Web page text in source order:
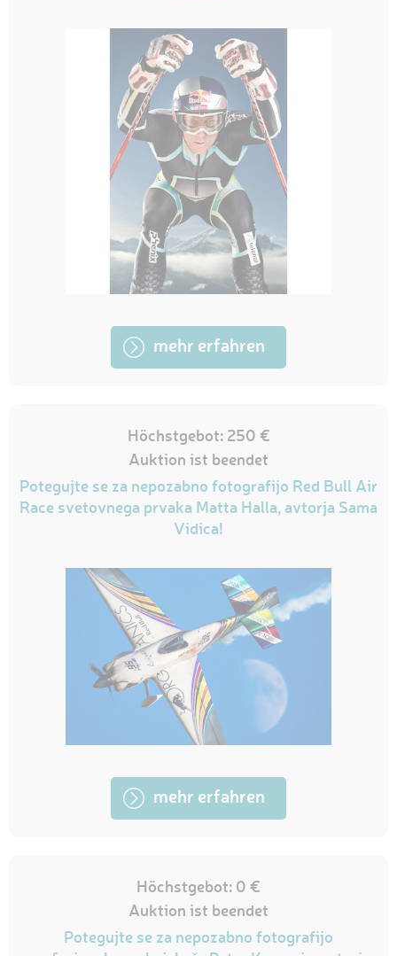
mehr erfahren
Höchstgebot: 250 €
Auktion ist beendet
Potegujte se za nepozabno fotografijo Red Bull Air
Race svetovnega prvaka Matta Halla, avtorja Sama
Vidica!
mehr erfahren
Höchstgebot: 0 €
Auktion ist beendet
Potegujte se za nepozabno fotografijo